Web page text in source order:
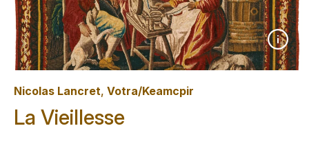
Nicolas Lancret, Votra/Keamcpir
La Vieillesse